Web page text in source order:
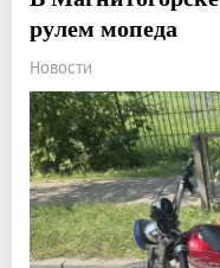
рулем мопеда
Новости